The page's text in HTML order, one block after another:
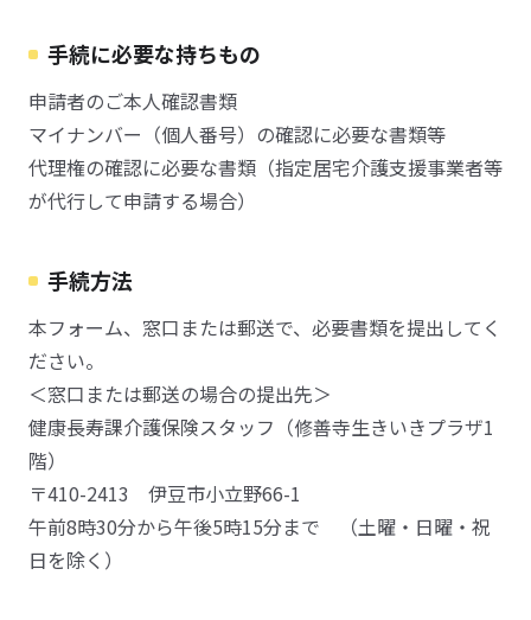
手続に必要な持ちもの
申請者のご本人確認書類
マイナンバー（個人番号）の確認に必要な書類等
代理権の確認に必要な書類（指定居宅介護支援事業者等
が代行して申請する場合）
手続方法
本フォーム、窓口または郵送で、必要書類を提出してく
ださい。
＜窓口または郵送の場合の提出先＞
健康長寿課介護保険スタッフ（修善寺生きいきプラザ1
階）
〒410-2413 伊豆市小立野66-1
午前8時30分から午後5時15分まで （土曜・日曜・祝
日を除く）